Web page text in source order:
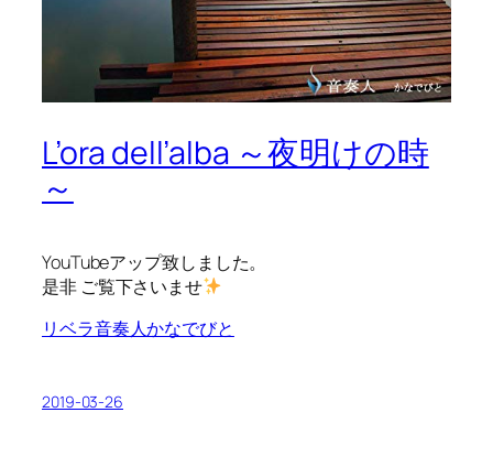
L’ora dell’alba ～夜明けの時
～
YouTubeアップ致しました。
是非 ご覧下さいませ
リベラ音奏人かなでびと
2019-03-26